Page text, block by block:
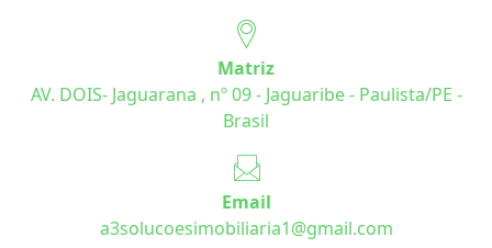
Matriz
AV. DOIS- Jaguarana , nº 09 - Jaguaribe - Paulista/PE -
Brasil
Email
a3solucoesimobiliaria1@gmail.com